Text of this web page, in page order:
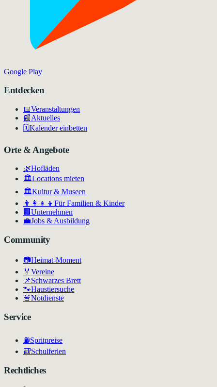
Google Play
Entdecken
📅Veranstaltungen
📰Aktuelles
🗓️Kalender einbetten
Orte & Angebote
🌿Hofläden
🏛️Locations mieten
🏛Kultur & Museen
👨‍👩‍👧‍👦 Für Familien & Kinder
🏢 Unternehmen
💼Jobs & Ausbildung
Community
📷Heimat-Moment
🏅 Vereine
📌Schwarzes Brett
🐾Haustiersuche
🚨Notdienste
Service
⛽Spritpreise
🎒Schulferien
Rechtliches